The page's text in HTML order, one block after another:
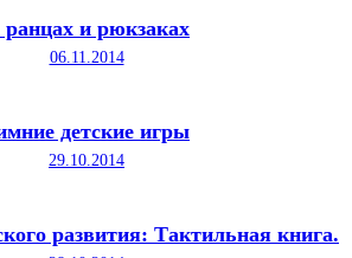
и рюкзаках
06.11.2014
детские игры
29.10.2014
развития: Тактильная книга.